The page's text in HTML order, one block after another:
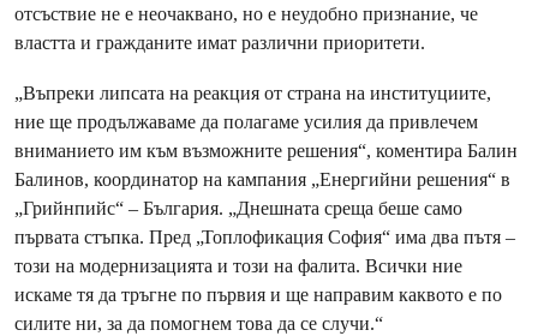
отсъствие не е неочаквано, но е неудобно признание, че
властта и гражданите имат различни приоритети.
„Въпреки липсата на реакция от страна на институциите,
ние ще продължаваме да полагаме усилия да привлечем
вниманието им към възможните решения“, коментира Балин
Балинов, координатор на кампания „Енергийни решения“ в
„Грийнпийс“ – България. „Днешната среща беше само
първата стъпка. Пред „Топлофикация София“ има два пътя –
този на модернизацията и този на фалита. Всички ние
искаме тя да тръгне по първия и ще направим каквото е по
силите ни, за да помогнем това да се случи.“